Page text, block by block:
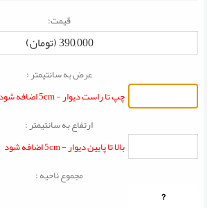
قیمت:
390,000 (تومان)
عرض به سانتیمتر :
چپ تا راست دیوار - 5cm اضافه شود
ارتفاع به سانتیمتر :
بالا تا پایین دیوار - 5cm اضافه شود
مجموع ناحیه :
?